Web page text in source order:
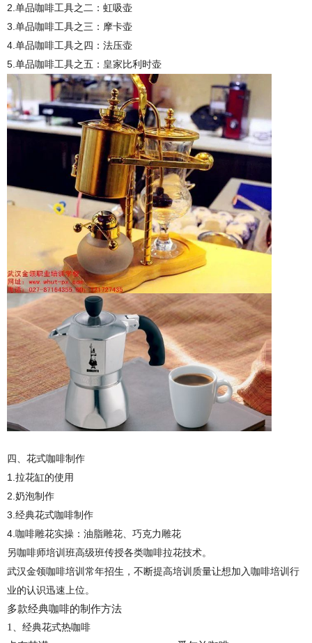
2. 单品咖啡工具之二：虹吸壶
3. 单品咖啡工具之三：摩卡壶
4. 单品咖啡工具之四：法压壶
5. 单品咖啡工具之五：皇家比利时壶
四、 花式咖啡制作
1. 拉花缸的使用
2. 奶泡制作
3. 经典花式咖啡制作
4. 咖啡雕花实操：油脂雕花、巧克力雕花
另咖啡师培训班高级班传授各类咖啡拉花技术。
武汉金领咖啡培训常年招生，不断提高培训质量让想加入咖啡培训行
业的认识迅速上位。
多款经典咖啡的制作方法
1 、经典花式热咖啡